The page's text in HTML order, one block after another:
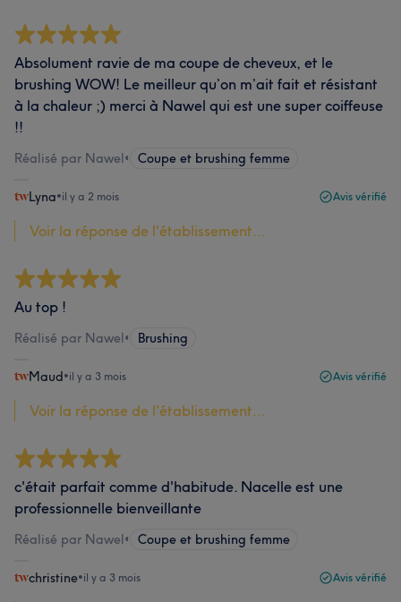
Absolument ravie de ma coupe de cheveux, et le
brushing WOW! Le meilleur qu’on m’ait fait et résistant
à la chaleur ;) merci à Nawel qui est une super coiffeuse
!!
Réalisé par Nawel• Coupe et brushing femme
Lyna•il y a 2 mois Avis vérifié
Voir la réponse de l'établissement...
Au top !
Réalisé par Nawel• Brushing
Maud•il y a 3 mois Avis vérifié
Voir la réponse de l'établissement...
c'était parfait comme d'habitude. Nacelle est une
professionnelle bienveillante
Réalisé par Nawel• Coupe et brushing femme
christine•il y a 3 mois Avis vérifié